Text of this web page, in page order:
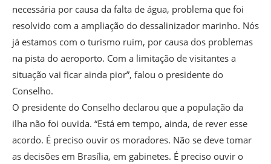
necessária por causa da falta de água, problema que foi
resolvido com a ampliação do dessalinizador marinho. Nós
já estamos com o turismo ruim, por causa dos problemas
na pista do aeroporto. Com a limitação de visitantes a
situação vai ficar ainda pior”, falou o presidente do
Conselho.
O presidente do Conselho declarou que a população da
ilha não foi ouvida. “Está em tempo, ainda, de rever esse
acordo. É preciso ouvir os moradores. Não se deve tomar
as decisões em Brasília, em gabinetes. É preciso ouvir o